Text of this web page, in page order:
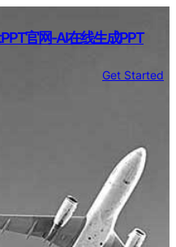
官网-AI在线生成PPT
Get Started